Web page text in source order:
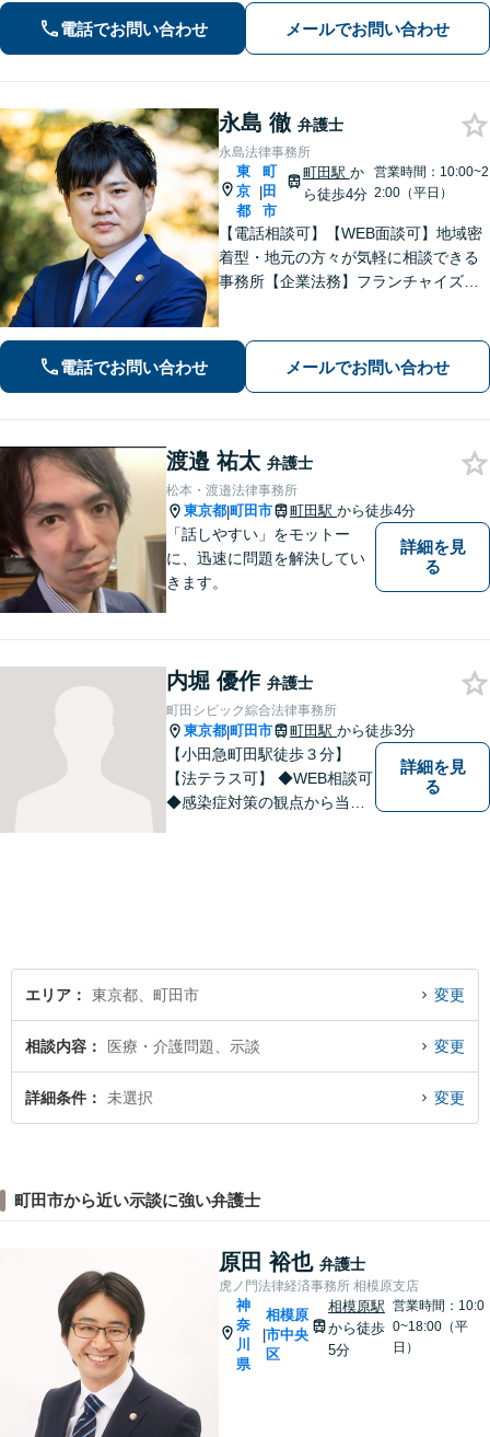
少しの勇気を出して、お気軽にご相談
ください。【休日・夜間面談可】
電話でお問い合わせ メールでお問い合わせ
永島 徹 弁護士
永島法律事務所
東
京
都
|
町
田
市
町田駅 か
ら徒歩4分
営業時間：10:00~2
2:00（平日）
【電話相談可】【WEB面談可】地域密
着型・地元の方々が気軽に相談できる
事務所【企業法務】フランチャイズ・
室】【町田駅4分】
電話でお問い合わせ メールでお問い合わせ
渡邉 祐太 弁護士
松本・渡邉法律事務所
東京都|町田市 町田駅 から徒歩4分
「話しやすい」をモットー
に、迅速に問題を解決してい
きます。
詳細を見
る
内堀 優作 弁護士
町田シビック綜合法律事務所
東京都|町田市 町田駅 から徒歩3分
【小田急町田駅徒歩３分】
【法テラス可】 ◆WEB相談可
◆感染症対策の観点から当面
詳細を見
る
エリア 東京都、町田市 変更
相談内容 医療・介護問題、示談 変更
詳細条件 未選択 変更
町田市から近い示談に強い弁護士
原田 裕也 弁護士
虎ノ門法律経済事務所 相模原支店
神
奈
川
県
相模原
市中央
区
相模原駅
から徒歩
5分
営業時間：10:0
0~18:00（平
日）